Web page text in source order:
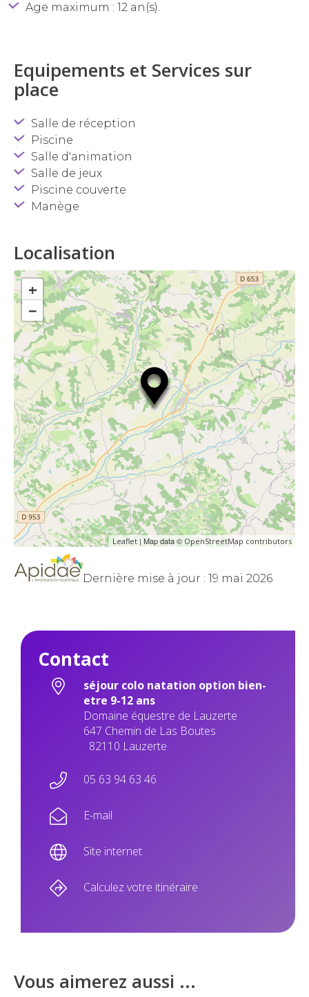
Age maximum : 12 an(s).
Equipements et Services sur
place
Salle de réception
Piscine
Salle d'animation
Salle de jeux
Piscine couverte
Manège
Localisation
+
−
Leaflet | Map data © OpenStreetMap contributors
Dernière mise à jour : 19 mai 2026
Contact
séjour colo natation option bien-
etre 9-12 ans
Domaine équestre de Lauzerte
647 Chemin de Las Boutes
82110 Lauzerte
05 63 94 63 46
E-mail
Site internet
Calculez votre itinéraire
Vous aimerez aussi ...